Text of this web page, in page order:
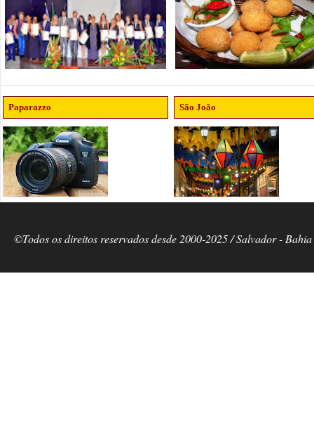
Paparazzo São João
©Todos os direitos reservados desde 2000-2025 / Salvador -